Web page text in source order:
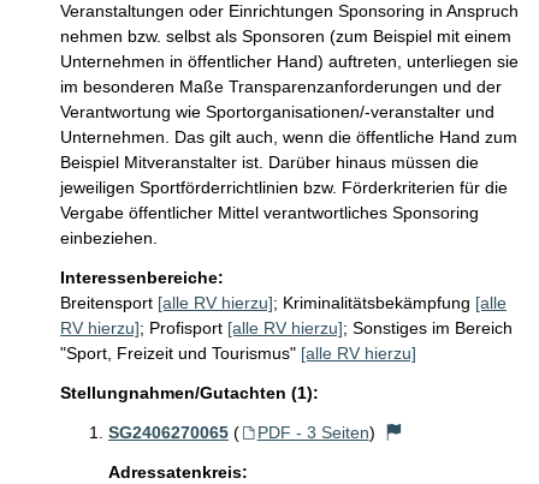
Veranstaltungen oder Einrichtungen Sponsoring in Anspruch
nehmen bzw. selbst als Sponsoren (zum Beispiel mit einem
Unternehmen in öffentlicher Hand) auftreten, unterliegen sie
im besonderen Maße Transparenzanforderungen und der
Verantwortung wie Sportorganisationen/-veranstalter und
Unternehmen. Das gilt auch, wenn die öffentliche Hand zum
Beispiel Mitveranstalter ist. Darüber hinaus müssen die
jeweiligen Sportförderrichtlinien bzw. Förderkriterien für die
Vergabe öffentlicher Mittel verantwortliches Sponsoring
einbeziehen.
Interessenbereiche:
Breitensport [alle RV hierzu]; Kriminalitätsbekämpfung [alle
RV hierzu]; Profisport [alle RV hierzu]; Sonstiges im Bereich
"Sport, Freizeit und Tourismus" [alle RV hierzu]
Stellungnahmen/Gutachten (1):
SG2406270065 ( PDF - 3 Seiten)
Adressatenkreis: